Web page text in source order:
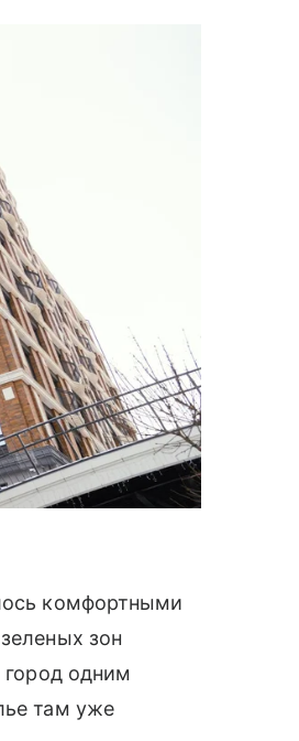
комфортными
зон
город одним
там уже